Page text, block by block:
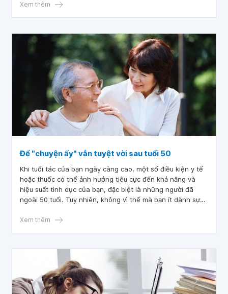
không thể tách rời trong cuộc sống.
Xem thêm
Để "chuyện ấy" vẫn tuyệt vời sau tuổi 50
Khi tuổi tác của bạn ngày càng cao, một số điều kiện y tế
hoặc thuốc có thể ảnh hưởng tiêu cực đến khả năng và
hiệu suất tình dục của bạn, đặc biệt là những người đã
ngoài 50 tuổi. Tuy nhiên, không vì thế mà bạn ít dành sự
thể tiếp tục tận hưởng “chuyện ấy” và giữ lửa cho mối
Xem thêm